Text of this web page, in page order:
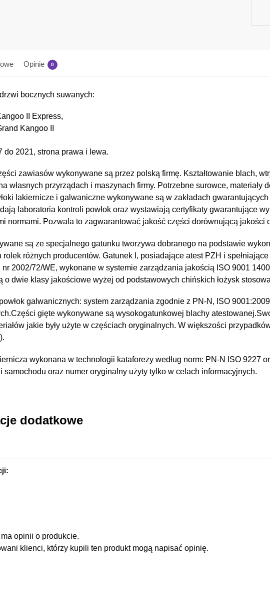
Opinie 0
bocznych suwanych:
II Express,
Kangoo II
do 2021, strona prawa i lewa.
zawiasów wykonywane są przez polską firmę. Kształtowanie blach,
własnych przyrządach i maszynach firmy. Potrzebne surowce, materiały
lakiernicze i galwaniczne wykonywane są w zakładach
laboratoria kontroli powłok oraz wystawiają certyfikaty gwarantujące
normami. Pozwala to zagwarantować jakość części dorównującą jakości
są ze specjalnego gatunku tworzywa dobranego na podstawie
rolek różnych producentów. Gatunek I, posiadające atest PZH i
nr 2002/72/WE, wykonane w systemie zarządzania jakością ISO 9001
o dwie klasy jakościowe wyżej od podstawowych chińskich łożysk
galwanicznych: system zarządzania zgodnie z PN-N, ISO
gięte wykonywane są wysokogatunkowej blachy
jakie były użyte w częściach oryginalnych. W większości
wykonana w technologii kataforezy według norm: PN-N ISO 9227
samochodu oraz numer oryginalny użyty tylko w celach informacyjnych.
dodatkowe
opinii o produkcie.
klienci, którzy kupili ten produkt mogą napisać opinię.